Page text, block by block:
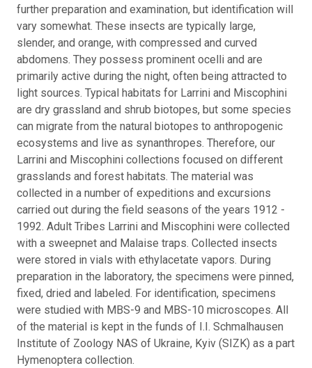
further preparation and examination, but identification will
vary somewhat. These insects are typically large,
slender, and orange, with compressed and curved
abdomens. They possess prominent ocelli and are
primarily active during the night, often being attracted to
light sources. Typical habitats for Larrini and Miscophini
are dry grassland and shrub biotopes, but some species
can migrate from the natural biotopes to anthropogenic
ecosystems and live as synanthropes. Therefore, our
Larrini and Miscophini collections focused on different
grasslands and forest habitats. The material was
collected in a number of expeditions and excursions
carried out during the field seasons of the years 1912 -
1992. Adult Tribes Larrini and Miscophini were collected
with a sweepnet and Malaise traps. Collected insects
were stored in vials with ethylacetate vapors. During
preparation in the laboratory, the specimens were pinned,
fixed, dried and labeled. For identification, specimens
were studied with MBS-9 and MBS-10 microscopes. All
of the material is kept in the funds of I.I. Schmalhausen
Institute of Zoology NAS of Ukraine, Kyiv (SIZK) as a part
Hymenoptera collection.